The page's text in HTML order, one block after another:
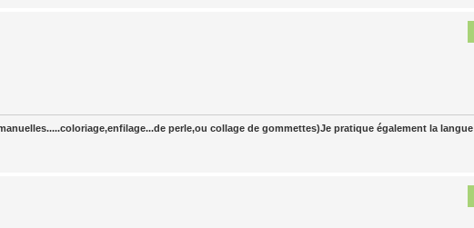
perle,ou collage de gommettes)Je pratique également la langue